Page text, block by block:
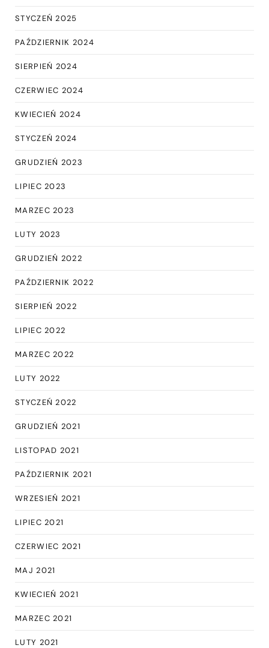
STYCZEŃ 2025
PAŹDZIERNIK 2024
SIERPIEŃ 2024
CZERWIEC 2024
KWIECIEŃ 2024
STYCZEŃ 2024
GRUDZIEŃ 2023
LIPIEC 2023
MARZEC 2023
LUTY 2023
GRUDZIEŃ 2022
PAŹDZIERNIK 2022
SIERPIEŃ 2022
LIPIEC 2022
MARZEC 2022
LUTY 2022
STYCZEŃ 2022
GRUDZIEŃ 2021
LISTOPAD 2021
PAŹDZIERNIK 2021
WRZESIEŃ 2021
LIPIEC 2021
CZERWIEC 2021
MAJ 2021
KWIECIEŃ 2021
MARZEC 2021
LUTY 2021